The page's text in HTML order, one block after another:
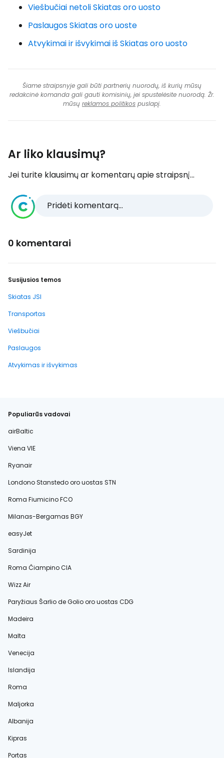
Viešbučiai netoli Skiatas oro uosto
Paslaugos Skiatas oro uoste
Atvykimai ir išvykimai iš Skiatas oro uosto
Šiame straipsnyje gali būti partnerių nuorodų, iš kurių mūsų
redakcinė komanda gali gauti komisinių, jei spustelėsite nuorodą. Žr.
mūsų reklamos politikos puslapį.
Ar liko klausimų?
Jei turite klausimų ar komentarų apie straipsnį...
Pridėti komentarą...
0 komentarai
Susijusios temos
Skiatas JSI
Transportas
Viešbučiai
Paslaugos
Atvykimas ir išvykimas
Populiarūs vadovai
airBaltic
Viena VIE
Ryanair
Londono Stanstedo oro uostas STN
Roma Fiumicino FCO
Milanas-Bergamas BGY
easyJet
Sardinija
Roma Čiampino CIA
Wizz Air
Paryžiaus Šarlio de Golio oro uostas CDG
Madeira
Malta
Venecija
Islandija
Roma
Maljorka
Albanija
Kipras
Portas